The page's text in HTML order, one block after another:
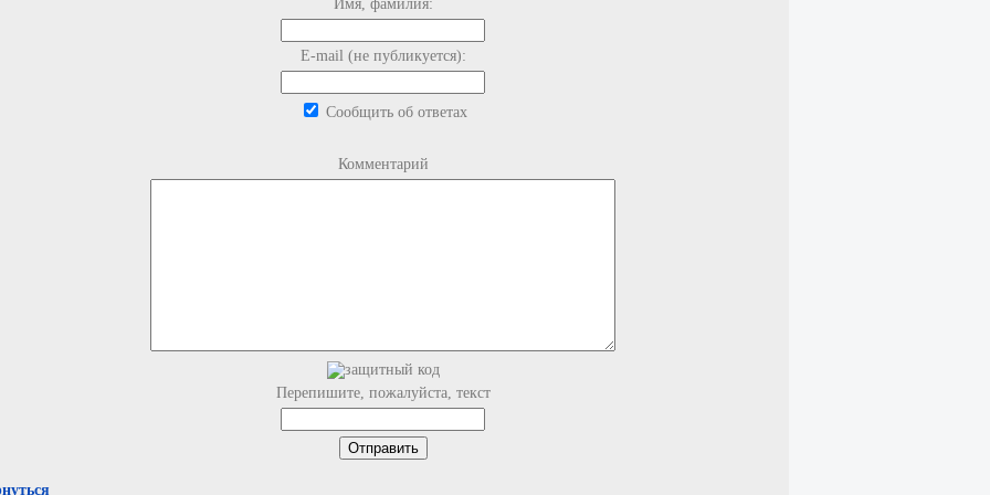
Имя, фамилия:
E-mail (не публикуется):
Сообщить об ответах
Комментарий
Перепишите, пожалуйста, текст